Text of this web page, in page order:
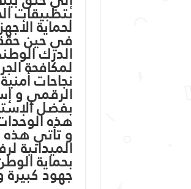
بتطبيقات
لحماية
في حين
الدرك
لمكافحة
نجاحات
الرقمي و
بفضل
هذه
و تأتي هذه
الميدانية
بحماية
جهود كبيرة